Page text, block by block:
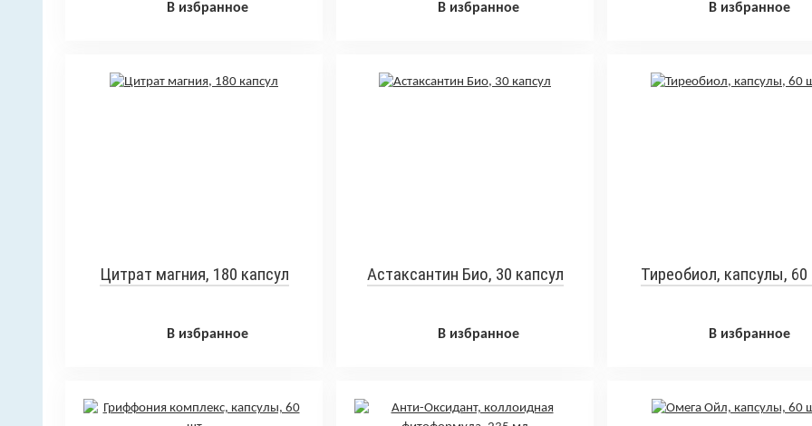
В избранное В избранное В избранное
Цитрат магния, 180 капсул
В избранное
Астаксантин Био, 30 капсул
В избранное
Тиреобиол, капсулы,
В избранное